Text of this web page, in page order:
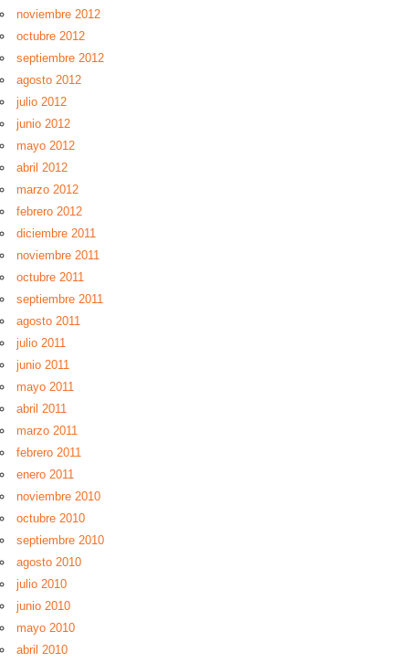
noviembre 2012
octubre 2012
septiembre 2012
agosto 2012
julio 2012
junio 2012
mayo 2012
abril 2012
marzo 2012
febrero 2012
diciembre 2011
noviembre 2011
octubre 2011
septiembre 2011
agosto 2011
julio 2011
junio 2011
mayo 2011
abril 2011
marzo 2011
febrero 2011
enero 2011
noviembre 2010
octubre 2010
septiembre 2010
agosto 2010
julio 2010
junio 2010
mayo 2010
abril 2010